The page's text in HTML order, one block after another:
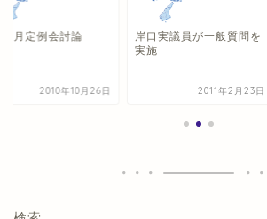
9月定例会討論
2010年10月26日
岸口実議員が一般質問を
実施
2011年2月23日